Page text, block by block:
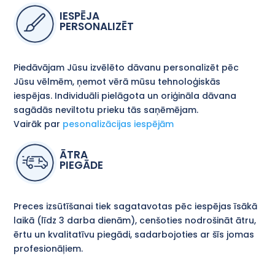
IESPĒJA
PERSONALIZĒT
Piedāvājam Jūsu izvēlēto dāvanu personalizēt pēc
Jūsu vēlmēm, ņemot vērā mūsu tehnoloģiskās
iespējas. Individuāli pielāgota un oriģināla dāvana
sagādās neviltotu prieku tās saņēmējam.
Vairāk par pesonalizācijas iespējām
ĀTRA
PIEGĀDE
Preces izsūtīšanai tiek sagatavotas pēc iespējas īsākā
laikā (līdz 3 darba dienām), cenšoties nodrošināt ātru,
ērtu un kvalitatīvu piegādi, sadarbojoties ar šīs jomas
profesionāļiem.